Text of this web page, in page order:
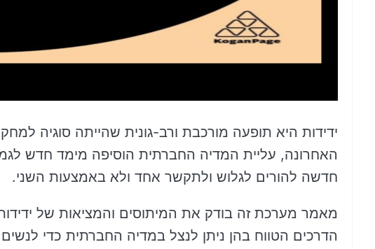
ידידות היא תופעה מורכבת ורב-גונית שהייתה סוגיה
האחרונה, עליית המדיה החברתית הוסיפה מימד חדש
חדשה להורים לגלוש ולתקשר אחד ולא באמצעות השני.
מאמר מערכת זה בודק את המיתוסים והמציאות של
הדרכים הטווח בהן ניתן לנצל במדיה החברתית כדי